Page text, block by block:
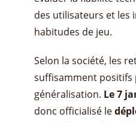
des utilisateurs et les
habitudes de jeu.
Selon la société, les
suffisamment
généralisation. Le 7
donc officialisé le